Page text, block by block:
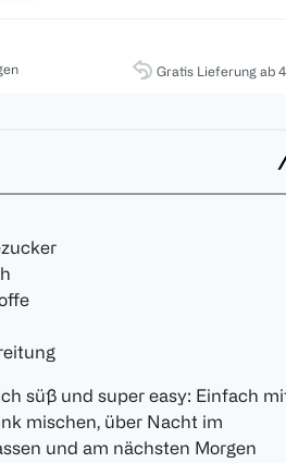
Gratis Lieferung ab
süß und super easy: Einfach
mischen, über Nacht im
und am nächsten Morgen